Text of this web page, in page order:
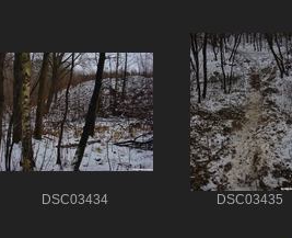
DSC03434 DSC03435